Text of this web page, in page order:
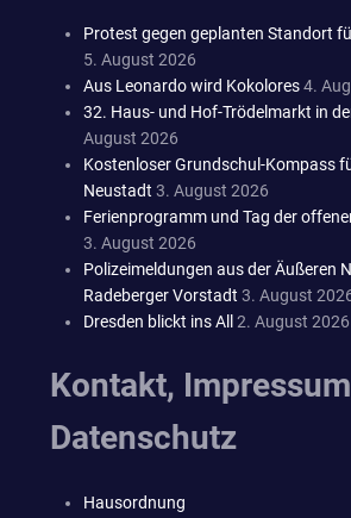
Protest gegen geplanten Standort
5. August 2026
Aus Leonardo wird Kokolores4.
32. Haus- und Hof-Trödelmarkt in
August 2026
Kostenloser Grundschul-Kompass
Neustadt 3. August 2026
Ferienprogramm und Tag der
3. August 2026
Polizeimeldungen aus der Äußeren
Radeberger Vorstadt 3. August
Dresden blickt ins All 2. August 2026
Kontakt,
Datenschutz
Hausordnung